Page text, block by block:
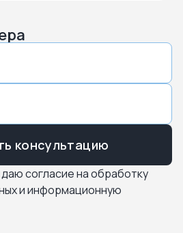
согласие на обработку
и информационную
консультацию